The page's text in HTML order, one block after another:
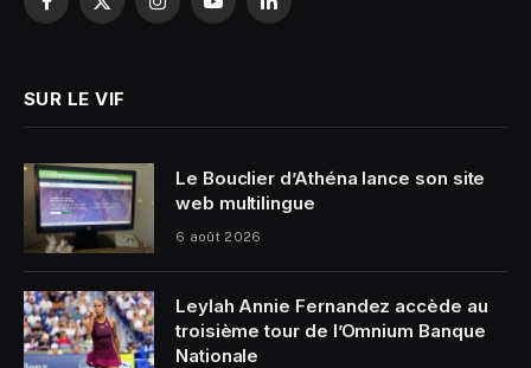
Facebook
X
InstagramYouTubeLinkedIn
SUR LE VIF
Le Bouclier d’Athéna lance son site
web multilingue
6 août 2026
Leylah Annie Fernandez accède au
troisième tour de l’Omnium Banque
Nationale